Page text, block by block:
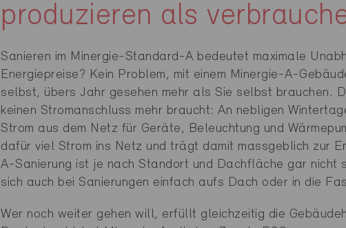
produzieren als
Sanieren im Minergie-Standard-A bedeutet maximale
Energiepreise? Kein Problem, mit einem Minergie-A-
selbst, übers Jahr gesehen mehr als Sie selbst brauchen.
keinen Stromanschluss mehr braucht: An nebligen
Strom aus dem Netz für Geräte, Beleuchtung und
dafür viel Strom ins Netz und trägt damit massgeblich zur
A-Sanierung ist je nach Standort und Dachfläche gar nicht
sich auch bei Sanierungen einfach aufs Dach oder in die
Wer noch weiter gehen will, erfüllt gleichzeitig die